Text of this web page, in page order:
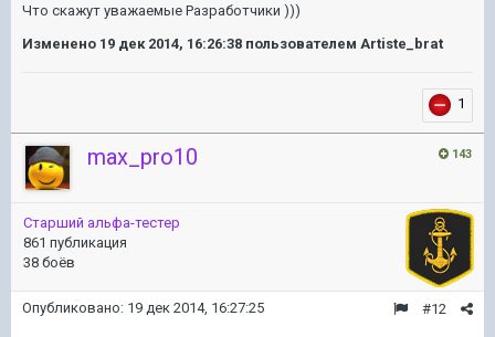
Что скажут уважаемые Разработчики )))
Изменено 19 дек 2014, 16:26:38 пользователем Artiste_brat
1
143
max_pro10
Старший альфа-тестер
861 публикация
38 боёв
#12
Опубликовано: 19 дек 2014, 16:27:25